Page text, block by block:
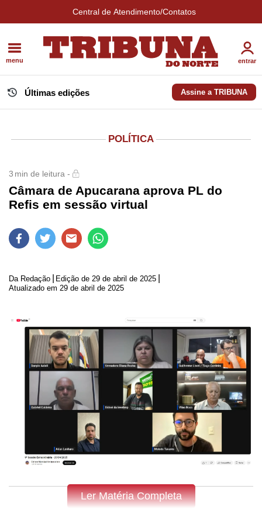
Central de Atendimento/Contatos
menu entrar
Últimas edições Assine a TRIBUNA
POLÍTICA
3 min de leitura -
Câmara de Apucarana aprova PL do
Refis em sessão virtual
Da Redação Edição de 29 de abril de 2025
Atualizado em 29 de abril de 2025
Ler Matéria Completa